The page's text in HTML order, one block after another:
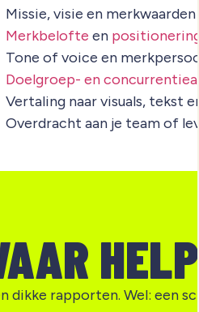
Missie, visie en merkwaarden
Merkbelofte en
Tone of voice en
Doelgroep- en
Vertaling naar visuals, tekst
Overdracht aan je team of
dikke rapporten. Wel: een